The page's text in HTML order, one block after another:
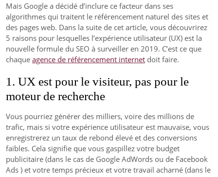
Mais Google a décidé d’inclure ce facteur dans ses
algorithmes qui traitent le référencement naturel des sites et
des pages web. Dans la suite de cet article, vous découvrirez
5 raisons pour lesquelles l’expérience utilisateur (UX) est la
nouvelle formule du SEO à surveiller en 2019. C’est ce que
chaque agence de référencement internet doit faire.
1. UX est pour le visiteur, pas pour le
moteur de recherche
Vous pourriez générer des milliers, voire des millions de
trafic, mais si votre expérience utilisateur est mauvaise, vous
enregistrerez un taux de rebond élevé et des conversions
faibles. Cela signifie que vous gaspillez votre budget
publicitaire (dans le cas de Google AdWords ou de Facebook
Ads ) et votre temps précieux et votre travail acharné (dans le